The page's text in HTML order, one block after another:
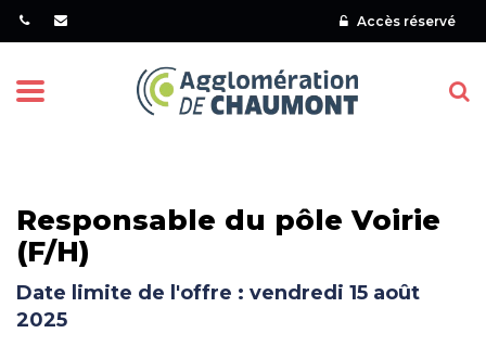
Accès réservé
Menu
Responsable du pôle Voirie
(F/H)
Date limite de l'offre : vendredi 15 août
2025